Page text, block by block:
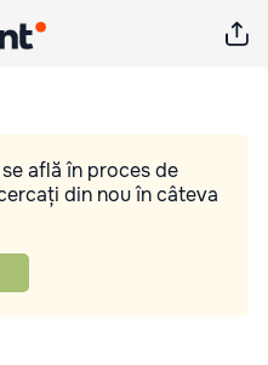
află în proces de
din nou în câteva